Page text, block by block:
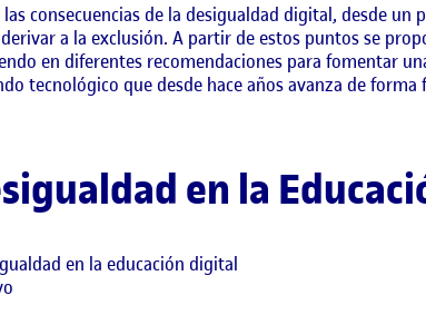
las consecuencias de la desigualdad digital, desde
a la exclusión. A partir de estos puntos se
en diferentes recomendaciones para fomentar
tecnológico que desde hace años avanza de forma
en la
en la educación digital